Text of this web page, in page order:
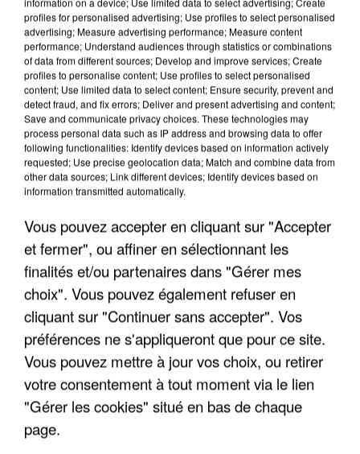
APRÈS TOUTES CES CANICULES, LES REFUGES
DE FAUNE SAUVAGE SONT...
profiles for personalised advertising; Use profiles to select personalised
advertising; Measure advertising performance; Measure content
performance; Understand audiences through statistics or combinations
of data from different sources; Develop and improve services; Create
profiles to personalise content; Use profiles to select personalised
content; Use limited data to select content; Ensure security, prevent and
detect fraud, and fix errors; Deliver and present advertising and content;
Save and communicate privacy choices. These technologies may
process personal data such as IP address and browsing data to offer
following functionalities: Identify devices based on information actively
requested; Use precise geolocation data; Match and combine data from
other data sources; Link different devices; Identify devices based on
information transmitted automatically.
Vous pouvez accepter en cliquant sur "Accepter
et fermer", ou affiner en sélectionnant les
finalités et/ou partenaires dans "Gérer mes
choix". Vous pouvez également refuser en
cliquant sur "Continuer sans accepter". Vos
préférences ne s'appliqueront que pour ce site.
Vous pouvez mettre à jour vos choix, ou retirer
votre consentement à tout moment via le lien
"Gérer les cookies" situé en bas de chaque
page.